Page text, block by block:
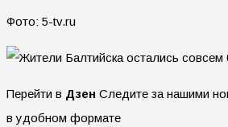
Фото: 5-tv.ru
Перейти в Дзен Следите за нашими
в удобном формате